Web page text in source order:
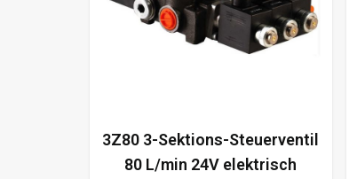
3Z80 3-Sektions-Steuerventil
80 L/min 24V elektrisch